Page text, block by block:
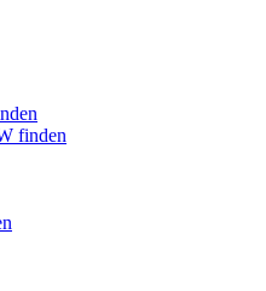
finden